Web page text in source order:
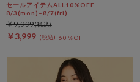
セールアイテムALL10%OFF
8/3(mon)~8/7(fri)
￥3,999 60％OFF
￥9,999